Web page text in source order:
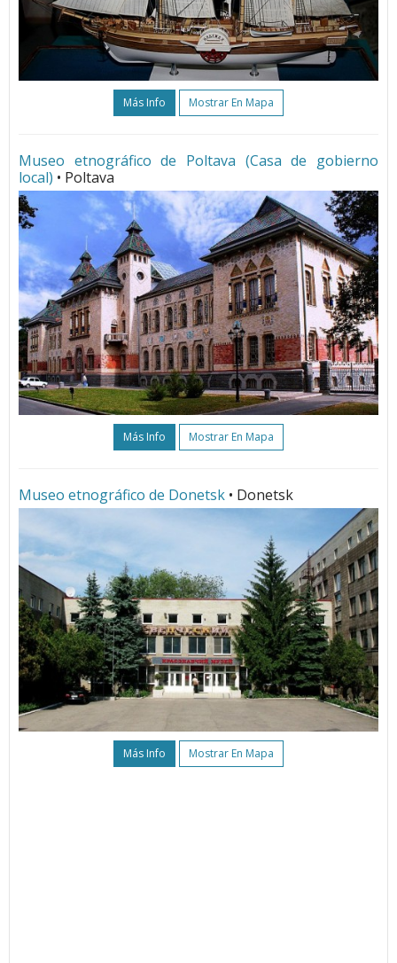
Más Info Mostrar En Mapa
Museo etnográfico de Poltava (Casa de gobierno
local) • Poltava
Más Info Mostrar En Mapa
Museo etnográfico de Donetsk • Donetsk
Más Info Mostrar En Mapa